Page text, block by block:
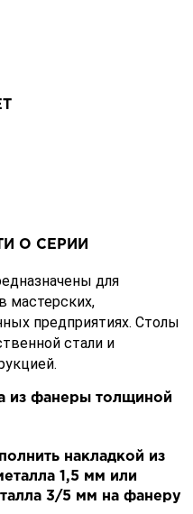
О СЕРИИ
для
мастерских,
предприятиях. Столы
стали и
из фанеры толщиной
накладкой из
1,5 мм или
3/5 мм на фанеру